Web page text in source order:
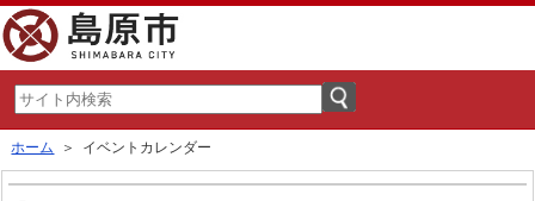
ホーム ＞ イベントカレンダー